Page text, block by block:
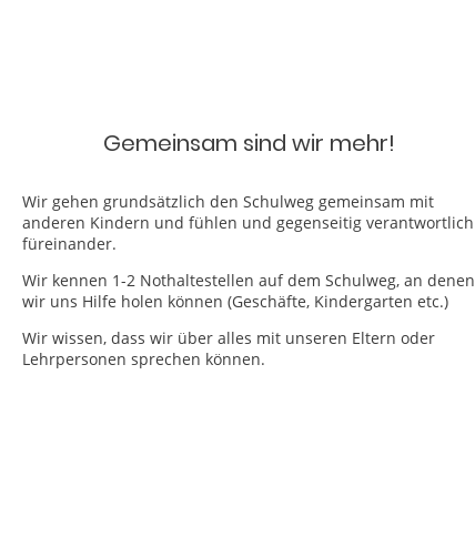
Gemeinsam sind wir mehr!
Wir gehen grundsätzlich den Schulweg gemeinsam mit
anderen Kindern und fühlen und gegenseitig verantwortlich
füreinander.
Wir kennen 1-2 Nothaltestellen auf dem Schulweg, an denen
wir uns Hilfe holen können (Geschäfte, Kindergarten etc.)
Wir wissen, dass wir über alles mit unseren Eltern oder
Lehrpersonen sprechen können.